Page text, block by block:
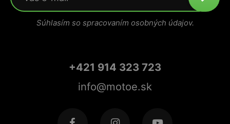
Súhlasím so spracovaním osobných údajov.
+421 914 323 723
info@motoe.sk